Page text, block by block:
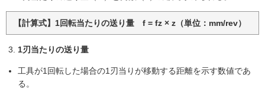
【計算式】1回転当たりの送り量 f = fz × z（単位：mm/rev）
1刃当たりの送り量
工具が1回転した場合の1刃当りが移動する距離を示す数値であ
る。